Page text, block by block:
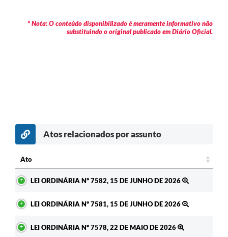
* Nota: O conteúdo disponibilizado é meramente informativo não
substituindo o original publicado em Diário Oficial.
Atos relacionados por assunto
Ato
LEI ORDINÁRIA Nº 7582, 15 DE JUNHO DE 2026
LEI ORDINÁRIA Nº 7581, 15 DE JUNHO DE 2026
LEI ORDINÁRIA Nº 7578, 22 DE MAIO DE 2026